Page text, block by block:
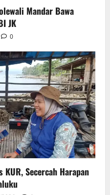
Mandar Bawa
JK
0
Secercah Harapan